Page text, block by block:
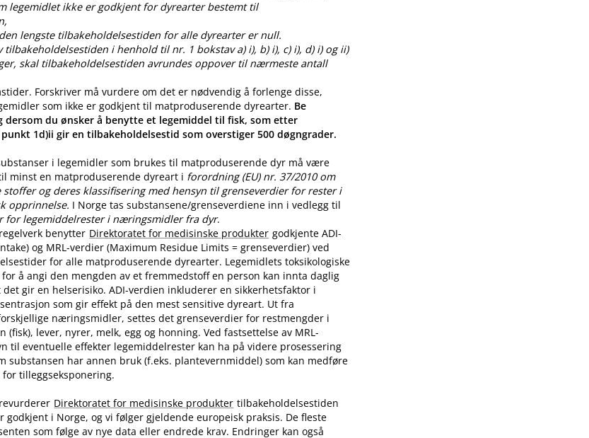
legemidlet ikke er godkjent for dyrearter bestemt til
lengste tilbakeholdelsestiden for alle dyrearter er null.
tilbakeholdelsestiden i henhold til nr. 1 bokstav a) i), b) i), c) i), d) i) og ii)
skal tilbakeholdelsestiden avrundes oppover til nærmeste antall
Forskriver må vurdere om det er nødvendig å forlenge disse,
som ikke er godkjent til matproduserende dyrearter. Be
dersom du ønsker å benytte et legemiddel til fisk, som etter
1d)ii gir en tilbakeholdelsestid som overstiger 500 døgngrader.
i legemidler som brukes til matproduserende dyr må være
minst en matproduserende dyreart i forordning (EU) nr. 37/2010 om
og deres klassifisering med hensyn til grenseverdier for rester i
opprinnelse. I Norge tas substansene​/​grenseverdiene inn i vedlegg til
for legemiddelrester i næringsmidler fra dyr.
benytter Direktoratet for medisinske produkter godkjente ADI-
og MRL-verdier (Maximum Residue Limits = grenseverdier) ved
for alle matproduserende dyrearter. Legemidlets toksikologiske
å angi den mengden av et fremmedstoff en person kan innta daglig
gir en helserisiko. ADI-verdien inkluderer en sikkerhetsfaktor i
som gir effekt på den mest sensitive dyreart. Ut fra
næringsmidler, settes det grenseverdier for restmengder i
(fisk), lever, nyrer, melk, egg og honning. Ved fastsettelse av MRL-
til eventuelle effekter legemiddelrester kan ha på videre prosessering
substansen har annen bruk (f.eks. plantevernmiddel) som kan medføre
tilleggseksponering.
Direktoratet for medisinske produkter tilbakeholdelsestiden
i Norge, og vi følger gjeldende europeisk praksis. De fleste
som følge av nye data eller endrede krav. Endringer kan også